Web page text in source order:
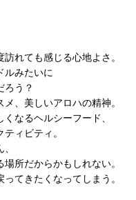
れても感じる心地よさ。
ルみたいに
ろう？
、美しいアロハの精神。
なるヘルシーフード、
ィビティ。
所だからかもしれない。
てきたくなってしまう。